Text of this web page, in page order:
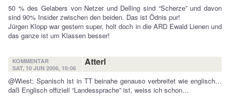
50 % des Gelabers von Netzer und Delling sind “Scherze” und davon
sind 90% Insider zwischen den beiden. Das ist Ödnis pur!
Jürgen Klopp war gestern super, holt doch in die ARD Ewald Lienen und
das ganze ist um Klassen besser!
KOMMENTAR
SAT, 10 JUN 2006, 19:06
Atterl
@Wiest: Spanisch ist in TT beinahe genauso verbreitet wie englisch…
daß Englisch offiziell “Landessprache” ist, weiss ich schon…